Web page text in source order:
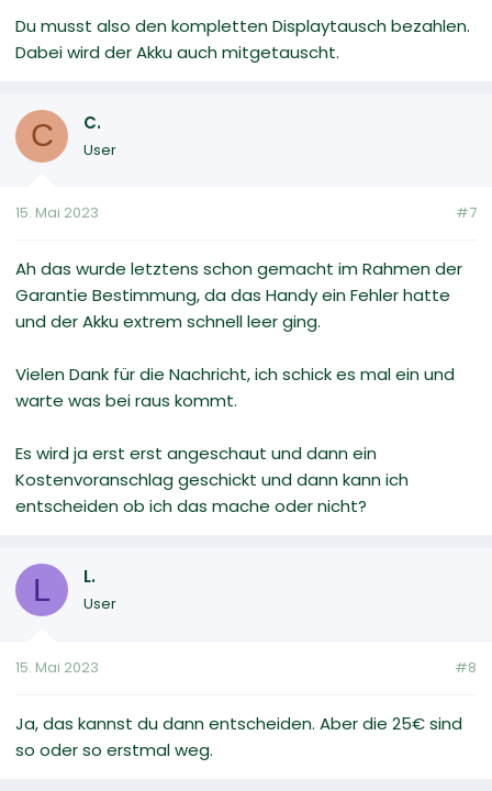
Du musst also den kompletten Displaytausch bezahlen.
Dabei wird der Akku auch mitgetauscht.
C C.
User
15. Mai 2023 #7
Ah das wurde letztens schon gemacht im Rahmen der
Garantie Bestimmung, da das Handy ein Fehler hatte
und der Akku extrem schnell leer ging.
Vielen Dank für die Nachricht, ich schick es mal ein und
warte was bei raus kommt.
Es wird ja erst erst angeschaut und dann ein
Kostenvoranschlag geschickt und dann kann ich
entscheiden ob ich das mache oder nicht?
L L.
User
15. Mai 2023 #8
Ja, das kannst du dann entscheiden. Aber die 25€ sind
so oder so erstmal weg.